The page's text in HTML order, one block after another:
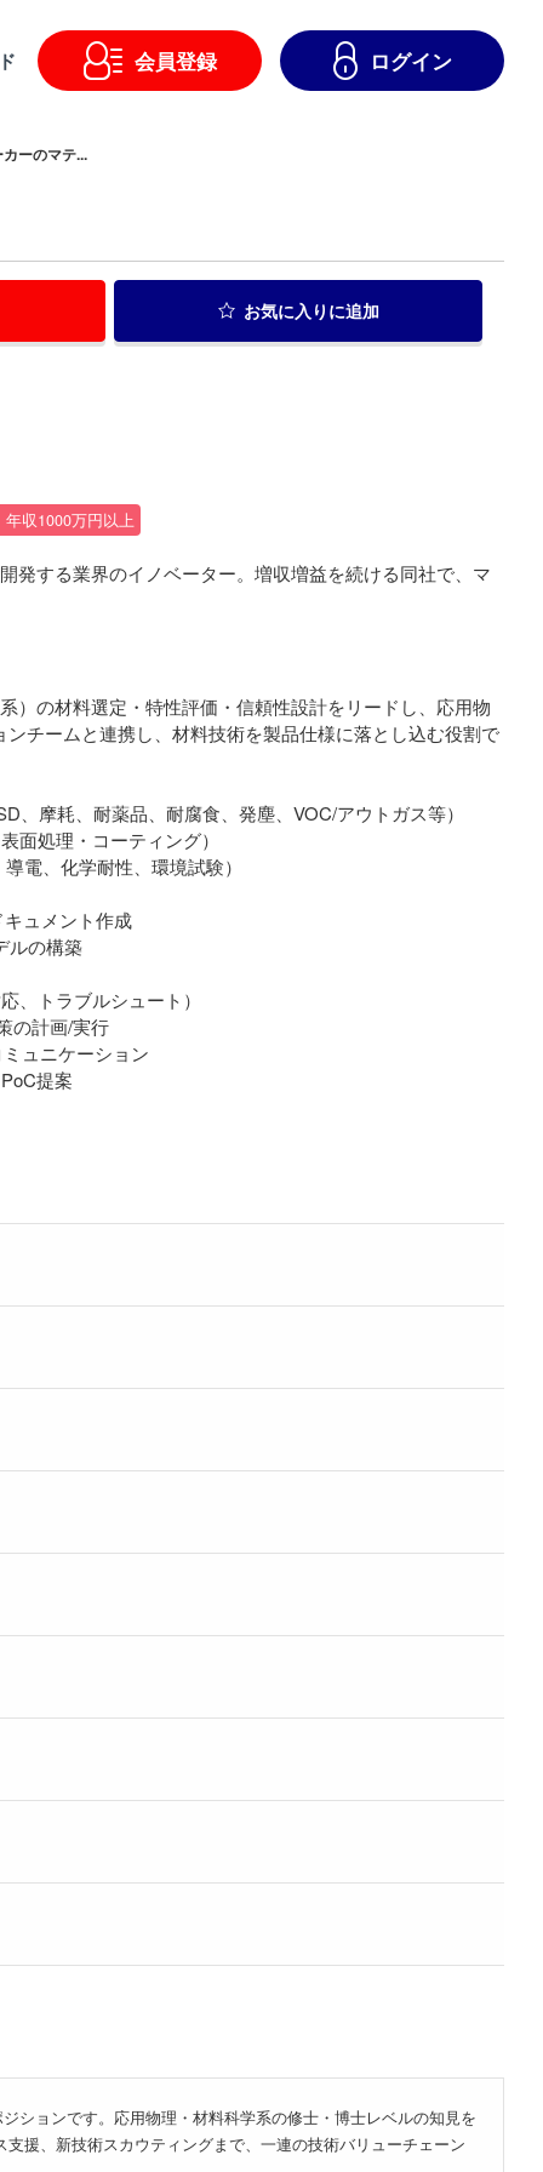
会員登録 ログイン
ーのマテ...
お気に入り に追加
年収1000万円以上
発する業界のイノベーター。増収増益を続ける同社で、マ
）の材料選定・特性評価・信頼性設計をリードし、応用物
チームと連携し、材料技術を製品仕様に落とし込む役割で
摩耗、耐薬品、耐腐食、発塵、VOC/アウトガス等）
面処理・コーティング）
電、化学耐性、環境試験）
ュメント作成
ルの構築
、トラブルシュート）
の計画/実行
ュニケーション
提案
ションです。応用物理・材料科学系の修士・博士レベルの知見を
援、新技術スカウティングまで、一連の技術バリューチェーン